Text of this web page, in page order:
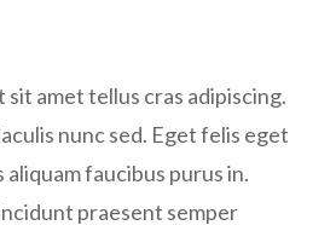
amet tellus cras adipiscing.
nunc sed. Eget felis eget
faucibus purus in.
praesent semper